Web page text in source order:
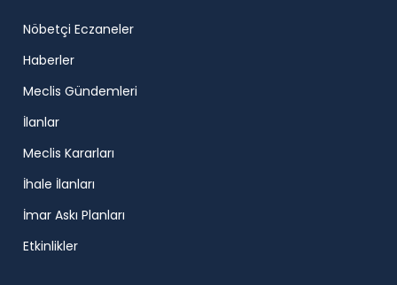
Nöbetçi Eczaneler
Haberler
Meclis Gündemleri
İlanlar
Meclis Kararları
İhale İlanları
İmar Askı Planları
Etkinlikler